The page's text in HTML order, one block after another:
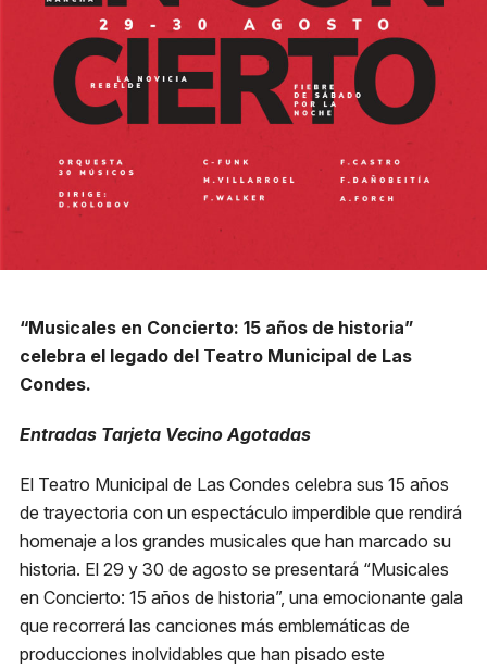
Preguntas frecuentes
Presenta tu proyecto
Prepara tu experiencia
Horarios boletería
+56 9 8255 3149
Dirección
Condes, Santiago.
Metro
El Golf, Línea 1
Estacionamiento
Musicales en Concierto
Compra tu entrada
“Musicales en Concierto: 15 años de historia”
celebra el legado del Teatro Municipal de Las
Condes.
Entradas Tarjeta Vecino Agotadas
El Teatro Municipal de Las Condes celebra sus 15 años
de trayectoria con un espectáculo imperdible que rendirá
homenaje a los grandes musicales que han marcado su
historia. El 29 y 30 de agosto se presentará “Musicales
en Concierto: 15 años de historia”, una emocionante gala
que recorrerá las canciones más emblemáticas de
producciones inolvidables que han pisado este